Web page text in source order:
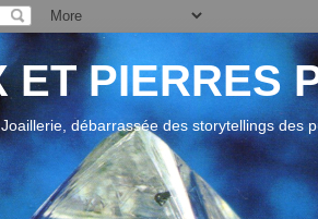
ET PIERRES
débarrassée des storytellings des